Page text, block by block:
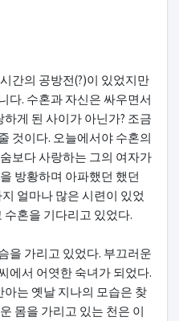
간의 공방전(?)이 있었지만
다. 수혼과 자신은 싸우면서
게 된 사이가 아닌가? 조금
것이다. 오늘에서야 수혼의
보다 사랑하는 그의 여자가
방황하며 아파했던 했던
얼마나 많은 시련이 있었
수혼을 기다리고 있었다.
을 가리고 있었다. 부끄러운
에서 어엿한 숙녀가 되었다.
는 옛날 지나의 모습은 찾
몸을 가리고 있는 천은 이